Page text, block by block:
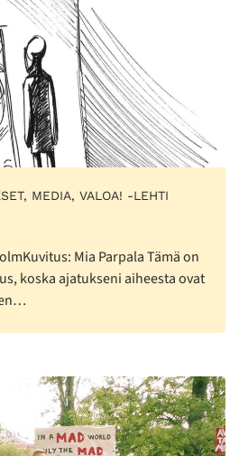
MEDIA, VALOA! -LEHTI
Mia Parpala Tämä on
koska ajatukseni aiheesta ovat